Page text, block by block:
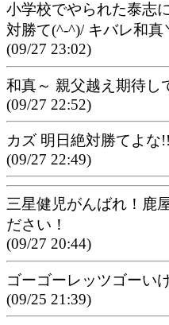
小学校でやられた泰志
対勝て(^-^)/ キバレ和真
(09/27 23:02)
和真～ 親父越え期待し
(09/27 22:52)
カズ 明日絶対勝てよな!!
(09/27 22:49)
三星健児がんばれ！鹿
ださい！
(09/27 20:44)
ゴーゴーレッツゴーい
(09/25 21:39)